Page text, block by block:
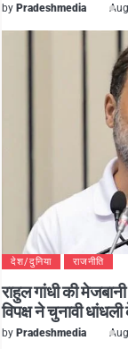
by Pradeshmedia
देश/दुनिया राजनीति
राहुल गांधी की
विपक्ष ने चुनावी
by Pradeshmedia